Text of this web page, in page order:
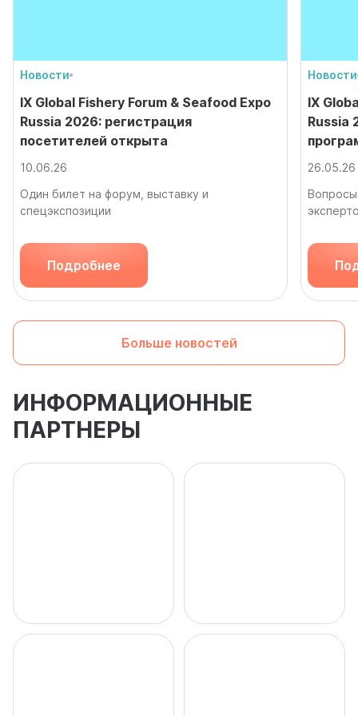
Новости
IX Global Fishery Forum & Seafood Expo
Russia 2026: регистрация
посетителей открыта
10.06.26
Один билет на форум, выставку и
спецэкспозиции
Подробнее
Новости
IX
Russia
26.05.26
Вопросы
Больше новостей
ИНФОРМАЦИОННЫЕ
ПАРТНЕРЫ